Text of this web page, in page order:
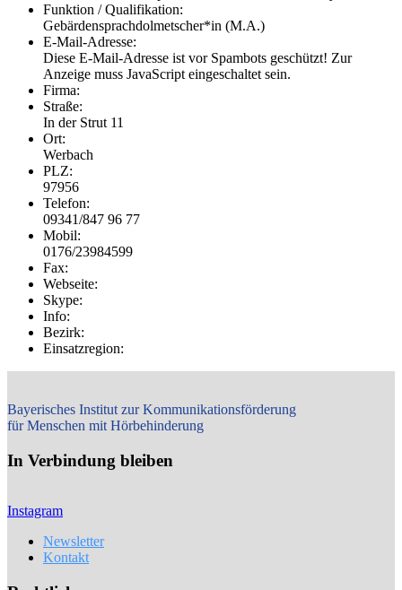
Funktion / Qualifikation:
Gebärdensprachdolmetscher*in (M.A.)
E-Mail-Adresse:
Diese E-Mail-Adresse ist vor Spambots geschützt! Zur
Anzeige muss JavaScript eingeschaltet sein.
Firma:
Straße:
In der Strut 11
Ort:
Werbach
PLZ:
97956
Telefon:
09341/847 96 77
Mobil:
0176/23984599
Fax:
Webseite:
Skype:
Info:
Bezirk:
Einsatzregion:
Bayerisches Institut zur Kommunikationsförderung
für Menschen mit Hörbehinderung
In Verbindung bleiben
Instagram
Newsletter
Kontakt